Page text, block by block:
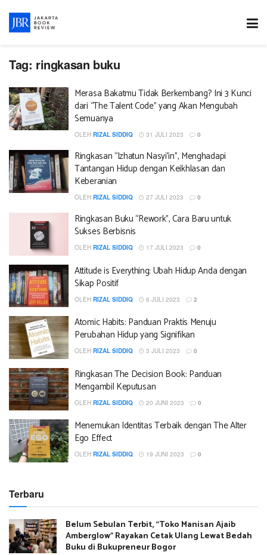
Tag: ringkasan buku
Merasa Bakatmu Tidak Berkembang? Ini 3 Kunci
dari “The Talent Code” yang Akan Mengubah
Semuanya
OLEH RIZAL SIDDIQ 31 JULI 2023 0
Ringkasan “Izhatun Nasyi’in”, Menghadapi
Tantangan Hidup dengan Keikhlasan dan
Keberanian
OLEH RIZAL SIDDIQ 27 JULI 2023 0
Ringkasan Buku “Rework”, Cara Baru untuk
Sukses Berbisnis
OLEH RIZAL SIDDIQ 17 JULI 2023 0
Attitude is Everything: Ubah Hidup Anda dengan
Sikap Positif
OLEH RIZAL SIDDIQ 6 JULI 2023 2
Atomic Habits: Panduan Praktis Menuju
Perubahan Hidup yang Signifikan
OLEH RIZAL SIDDIQ 3 JULI 2023 0
Ringkasan The Decision Book: Panduan
Mengambil Keputusan
OLEH RIZAL SIDDIQ 20 JUNI 2023 0
Menemukan Identitas Terbaik dengan The Alter
Ego Effect
OLEH RIZAL SIDDIQ 19 JUNI 2023 0
Terbaru
Belum Sebulan Terbit, “Toko Manisan Ajaib
Amberglow” Rayakan Cetak Ulang Lewat Bedah
Buku di Bukupreneur Bogor